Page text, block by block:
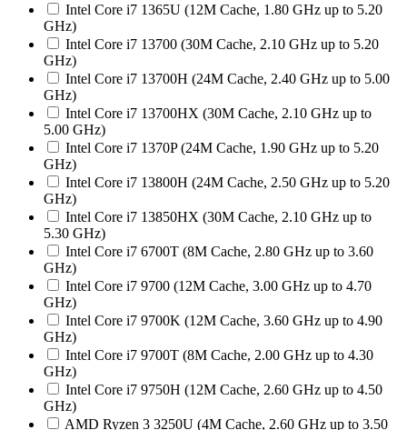
Intel Core i7 1365U (12M Cache, 1.80 GHz up to 5.20
GHz)
Intel Core i7 13700 (30M Cache, 2.10 GHz up to 5.20
GHz)
Intel Core i7 13700H (24M Cache, 2.40 GHz up to 5.00
GHz)
Intel Core i7 13700HX (30M Cache, 2.10 GHz up to
5.00 GHz)
Intel Core i7 1370P (24M Cache, 1.90 GHz up to 5.20
GHz)
Intel Core i7 13800H (24M Cache, 2.50 GHz up to 5.20
GHz)
Intel Core i7 13850HX (30M Cache, 2.10 GHz up to
5.30 GHz)
Intel Core i7 6700T (8M Cache, 2.80 GHz up to 3.60
GHz)
Intel Core i7 9700 (12M Cache, 3.00 GHz up to 4.70
GHz)
Intel Core i7 9700K (12M Cache, 3.60 GHz up to 4.90
GHz)
Intel Core i7 9700T (8M Cache, 2.00 GHz up to 4.30
GHz)
Intel Core i7 9750H (12M Cache, 2.60 GHz up to 4.50
GHz)
AMD Ryzen 3 3250U (4M Cache, 2.60 GHz up to 3.50